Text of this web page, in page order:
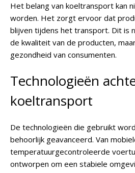
Het belang van koeltransport kan
worden. Het zorgt ervoor dat
blijven tijdens het transport. Dit is
de kwaliteit van de producten,
gezondheid van consumenten.
Technologieën
koeltransport
De technologieën die gebruikt
behoorlijk geavanceerd. Van
temperatuurgecontroleerde
ontworpen om een stabiele